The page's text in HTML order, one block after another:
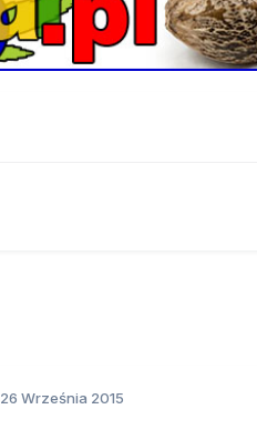
26 Września 2015